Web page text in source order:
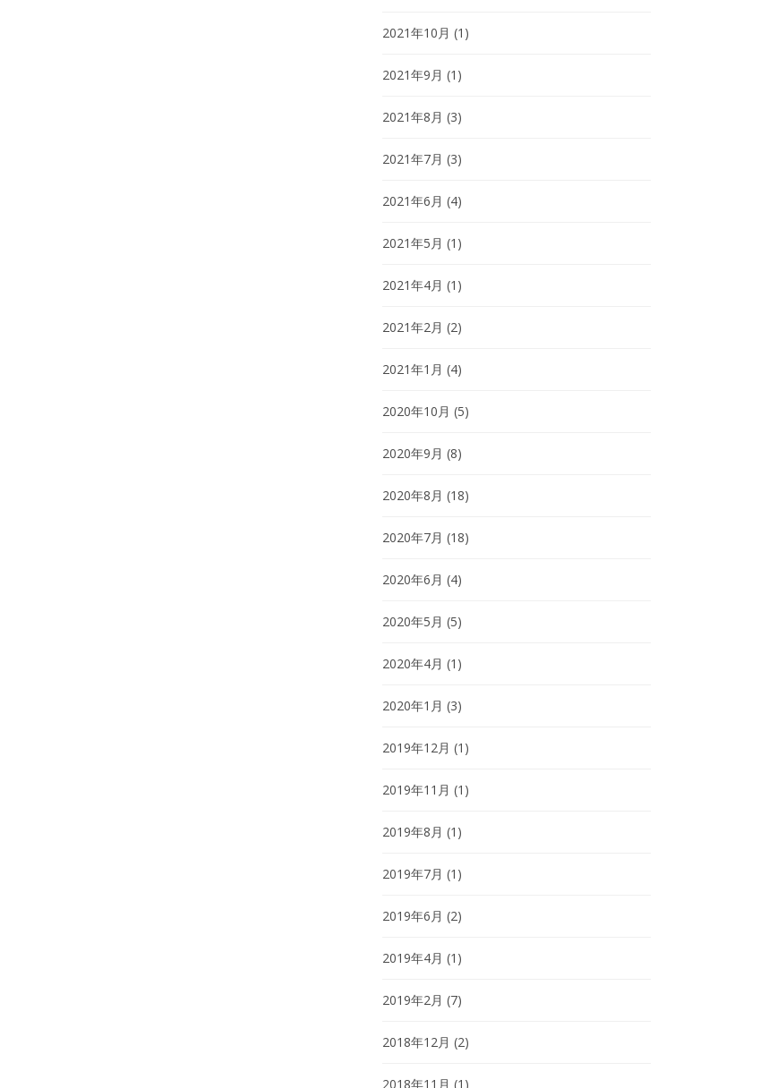
2021年10月 (1)
2021年9月 (1)
2021年8月 (3)
2021年7月 (3)
2021年6月 (4)
2021年5月 (1)
2021年4月 (1)
2021年2月 (2)
2021年1月 (4)
2020年10月 (5)
2020年9月 (8)
2020年8月 (18)
2020年7月 (18)
2020年6月 (4)
2020年5月 (5)
2020年4月 (1)
2020年1月 (3)
2019年12月 (1)
2019年11月 (1)
2019年8月 (1)
2019年7月 (1)
2019年6月 (2)
2019年4月 (1)
2019年2月 (7)
2018年12月 (2)
2018年11月 (1)